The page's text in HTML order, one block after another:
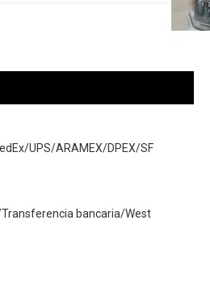
UPS/ARAMEX/DPEX/SF
bancaria/West